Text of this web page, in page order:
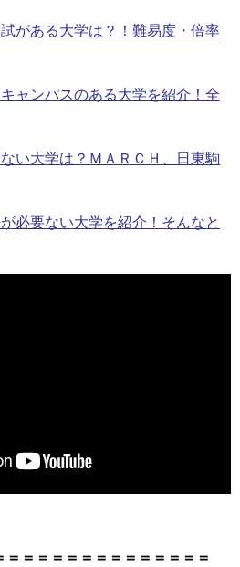
がある大学は？！難易度・倍率
ャンパスのある大学を紹介！全
い大学は？ＭＡＲＣＨ、日東駒
必要ない大学を紹介！そんなと
＝＝＝＝＝＝＝＝＝＝＝＝＝＝